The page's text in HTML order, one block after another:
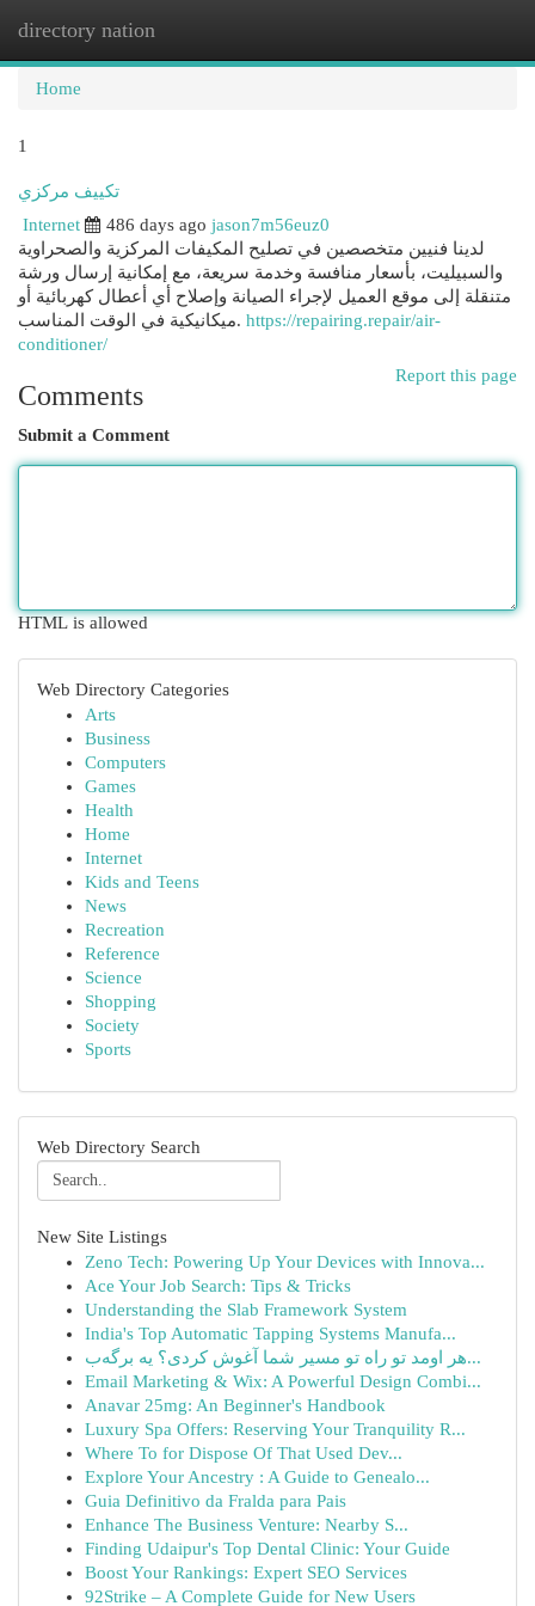
directory nation
Home
1
تكييف مركزي
Internet
486 days ago jason7m56euz0
لدينا فنيين متخصصين في تصليح المكيفات المركزية والصحراوية
والسبيليت، بأسعار منافسة وخدمة سريعة، مع إمكانية إرسال ورشة
متنقلة إلى موقع العميل لإجراء الصيانة وإصلاح أي أعطال كهربائية أو
ميكانيكية في الوقت المناسب. https://repairing.repair/air-
conditioner/
Report this page
Comments
Submit a Comment
HTML is allowed
Web Directory Categories
Arts
Business
Computers
Games
Health
Home
Internet
Kids and Teens
News
Recreation
Reference
Science
Shopping
Society
Sports
Web Directory Search
New Site Listings
Zeno Tech: Powering Up Your Devices with Innova...
Ace Your Job Search: Tips & Tricks
Understanding the Slab Framework System
India's Top Automatic Tapping Systems Manufa...
هر اومد تو راه تو مسیر شما آغوش کردی؟ یه برگه‌ب...
Email Marketing & Wix: A Powerful Design Combi...
Anavar 25mg: An Beginner's Handbook
Luxury Spa Offers: Reserving Your Tranquility R...
Where To for Dispose Of That Used Dev...
Explore Your Ancestry : A Guide to Genealo...
Guia Definitivo da Fralda para Pais
Enhance The Business Venture: Nearby S...
Finding Udaipur's Top Dental Clinic: Your Guide
Boost Your Rankings: Expert SEO Services
92Strike – A Complete Guide for New Users